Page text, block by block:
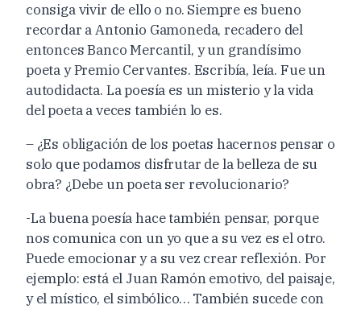
consiga vivir de ello o no. Siempre es bueno
recordar a Antonio Gamoneda, recadero del
entonces Banco Mercantil, y un grandísimo
poeta y Premio Cervantes. Escribía, leía. Fue un
autodidacta. La poesía es un misterio y la vida
del poeta a veces también lo es.
– ¿Es obligación de los poetas hacernos pensar o
solo que podamos disfrutar de la belleza de su
obra? ¿Debe un poeta ser revolucionario?
-La buena poesía hace también pensar, porque
nos comunica con un yo que a su vez es el otro.
Puede emocionar y a su vez crear reflexión. Por
ejemplo: está el Juan Ramón emotivo, del paisaje,
y el místico, el simbólico… También sucede con